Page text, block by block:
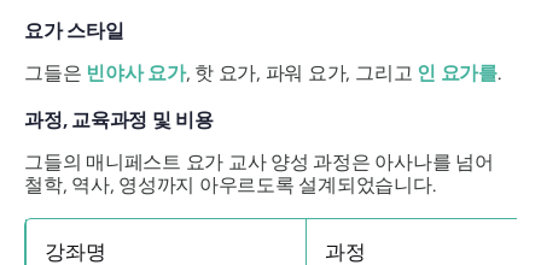
요가 스타일
그들은 빈야사 요가, 핫 요가, 파워 요가, 그리고 인 요가를.
과정, 교육과정 및 비용
그들의 매니페스트 요가 교사 양성 과정은 아사나를 넘어
철학, 역사, 영성까지 아우르도록 설계되었습니다.
강좌명 과정